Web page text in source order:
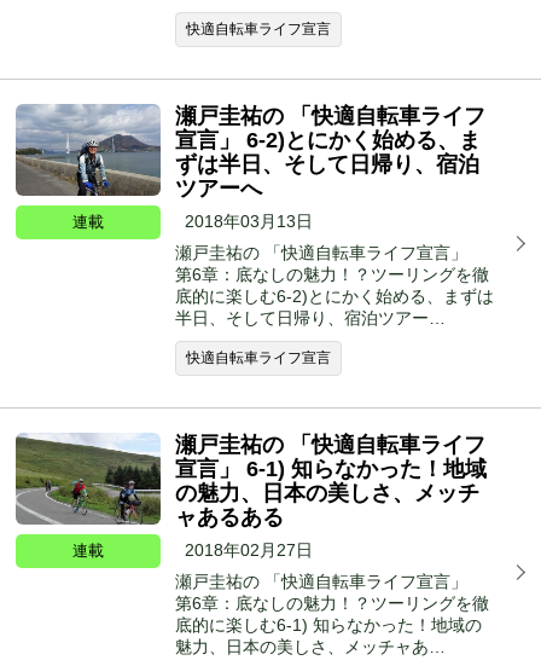
快適自転車ライフ宣言
連載
瀬戸圭祐の 「快適自転車ライフ
宣言」 6-2)とにかく始める、ま
ずは半日、そして日帰り、宿泊
ツアーへ
2018年03月13日
瀬戸圭祐の 「快適自転車ライフ宣言」
第6章：底なしの魅力！？ツーリングを徹
底的に楽しむ6-2)とにかく始める、まずは
半日、そして日帰り、宿泊ツアー…
快適自転車ライフ宣言
連載
瀬戸圭祐の 「快適自転車ライフ
宣言」 6-1) 知らなかった！地域
の魅力、日本の美しさ、メッチ
ャあるある
2018年02月27日
瀬戸圭祐の 「快適自転車ライフ宣言」
第6章：底なしの魅力！？ツーリングを徹
底的に楽しむ6-1) 知らなかった！地域の
魅力、日本の美しさ、メッチャあ…